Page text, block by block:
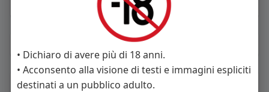
donne
Seguiti(16)
• Dichiaro di avere più di 18 anni.
• Acconsento alla visione di testi e immagini espliciti
destinati a un pubblico adulto.